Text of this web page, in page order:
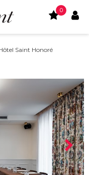
0
Saint Honoré